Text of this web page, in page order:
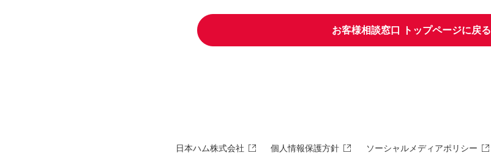
お客様相談窓口 トップページに戻る
日本ハム株式会社 個人情報保護方針 ソーシャルメディアポリシー